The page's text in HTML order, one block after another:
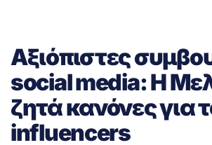
Αξιόπιστες
social media: Η
ζητά κανόνες για
influencers